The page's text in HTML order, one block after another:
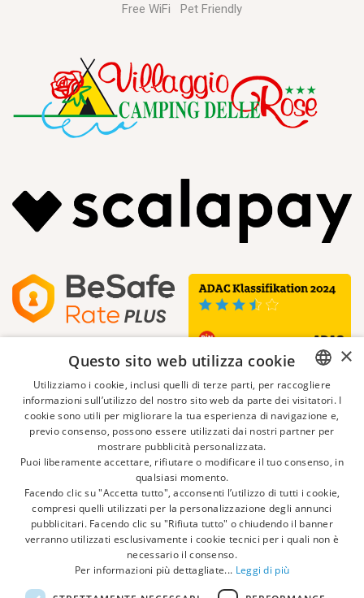
Free WiFi Pet Friendly
ITALIAN
ENGLISH
GERMAN
DUTCH
FRENCH
×
Questo sito web utilizza cookie
Utilizziamo i cookie, inclusi quelli di terze parti, per raccogliere
informazioni sull’utilizzo del nostro sito web da parte dei visitatori. I
cookie sono utili per migliorare la tua esperienza di navigazione e,
previo consenso, possono essere utilizzati dai nostri partner per
mostrare pubblicità personalizzata.
Puoi liberamente accettare, rifiutare o modificare il tuo consenso, in
qualsiasi momento.
Facendo clic su "Accetta tutto", acconsenti l’utilizzo di tutti i cookie,
compresi quelli utilizzati per la personalizzazione degli annunci
pubblicitari. Facendo clic su "Rifiuta tutto" o chiudendo il banner
verranno utilizzati esclusivamente i cookie tecnici per i quali non è
necessario il consenso.
Per informazioni più dettagliate... Leggi di più